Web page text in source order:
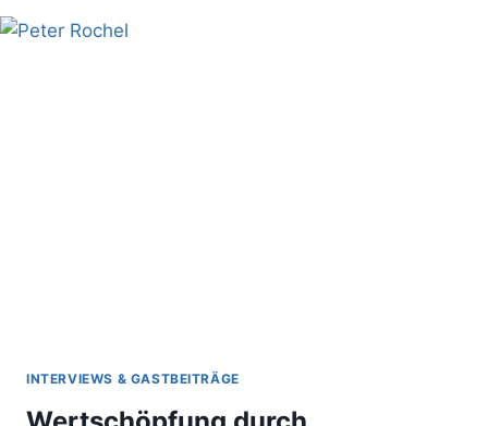
INTERVIEWS & GASTBEITRÄGE